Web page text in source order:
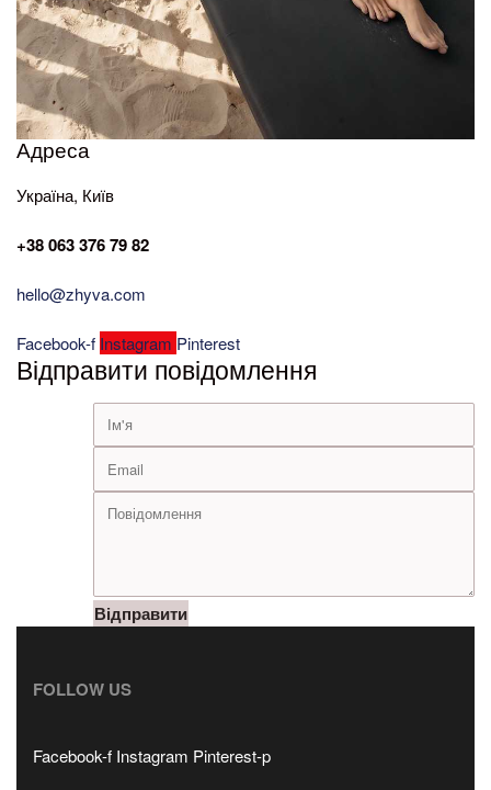
Адреса
Україна, Київ
+38 063 376 79 82
hello@zhyva.com
Facebook-f Instagram Pinterest
Відправити повідомлення
Відправити
FOLLOW US
Facebook-f Instagram Pinterest-p